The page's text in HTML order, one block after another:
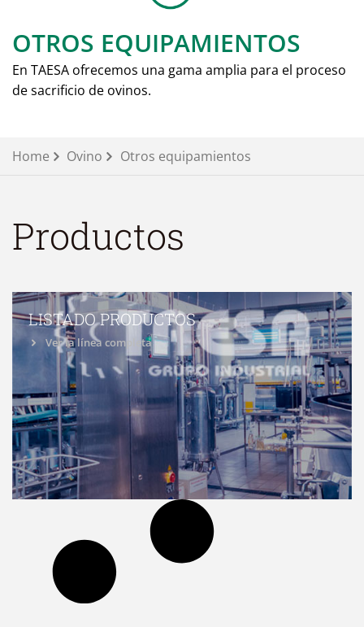
OTROS EQUIPAMIENTOS
En TAESA ofrecemos una gama amplia para el proceso
de sacrificio de ovinos.
Home Ovino Otros equipamientos
Productos
LISTADO PRODUCTOS
Ver la línea completa